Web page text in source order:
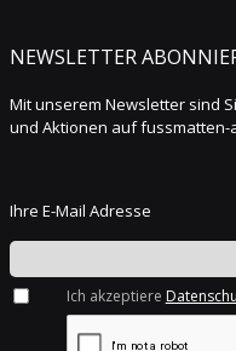
NEWSLETTER
Mit unserem Newsletter sind
und Aktionen auf
Ihre E-Mail Adresse
Ich akzeptiere